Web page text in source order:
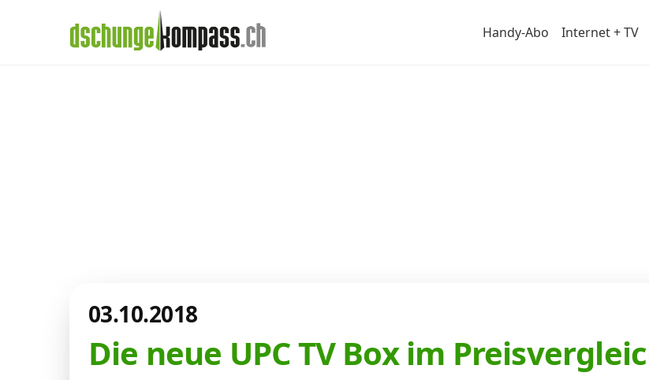
Handy-Abo Internet + TV
03.10.2018
Die neue UPC TV Box im